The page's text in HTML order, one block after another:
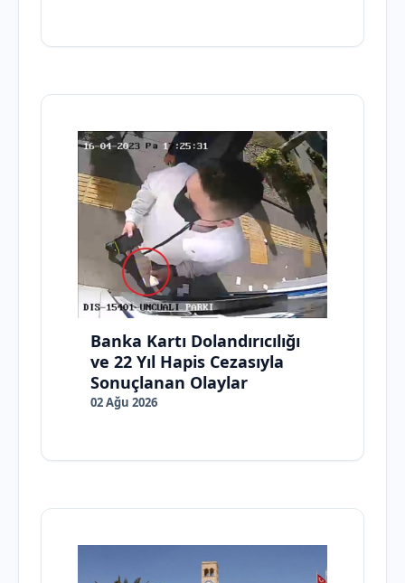
Banka Kartı Dolandırıcılığı
ve 22 Yıl Hapis Cezasıyla
Sonuçlanan Olaylar
02 Ağu 2026